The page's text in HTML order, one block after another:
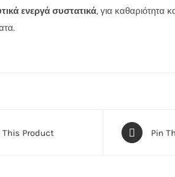
ενεργά συστατικά, για καθαριότητα
This Product Pin